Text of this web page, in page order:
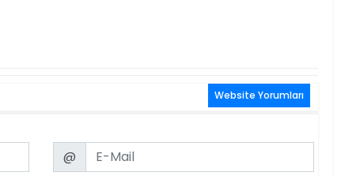
Website Yorumları
Email
@